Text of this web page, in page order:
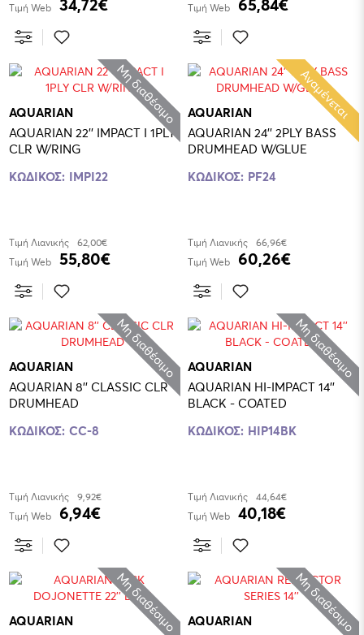
Τιμή Web Τιμή Web
Μη διαθέσιμο
AQUARIAN
AQUARIAN 22'' IMPACT I 1PLY
CLR W/RING
ΚΩΔΙΚΟΣ: IMPI22
Τιμή Λιανικής
62,00€
Τιμή Web
55,80€
Αναμένεται
AQUARIAN
AQUARIAN 24'' 2PLY BASS
DRUMHEAD W/GLUE
ΚΩΔΙΚΟΣ: PF24
Τιμή Λιανικής
66,96€
Τιμή Web
60,26€
Μη διαθέσιμο
AQUARIAN
AQUARIAN 8'' CLASSIC CLR
DRUMHEAD
ΚΩΔΙΚΟΣ: CC-8
Τιμή Λιανικής
9,92€
Τιμή Web
6,94€
Μη διαθέσιμο
AQUARIAN
AQUARIAN HI-IMPACT 14''
BLACK - COATED
ΚΩΔΙΚΟΣ: HIP14BK
Τιμή Λιανικής
44,64€
Τιμή Web
40,18€
Μη διαθέσιμο
AQUARIAN
Μη διαθέσιμο
AQUARIAN